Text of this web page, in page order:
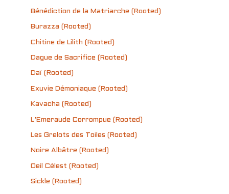
Bénédiction de la Matriarche (Rooted)
Burazza (Rooted)
Chitine de Lilith (Rooted)
Dague de Sacrifice (Rooted)
Daï (Rooted)
Exuvie Démoniaque (Rooted)
Kavacha (Rooted)
L’Emeraude Corrompue (Rooted)
Les Grelots des Toiles (Rooted)
Noire Albâtre (Rooted)
Oeil Célest (Rooted)
Sickle (Rooted)